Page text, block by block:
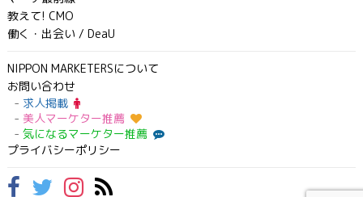
教えて! CMO
働く・出会い / DeaU
NIPPON MARKETERSについて
お問い合わせ
求人掲載
美人マーケター推薦
気になるマーケター推薦
プライバシーポリシー